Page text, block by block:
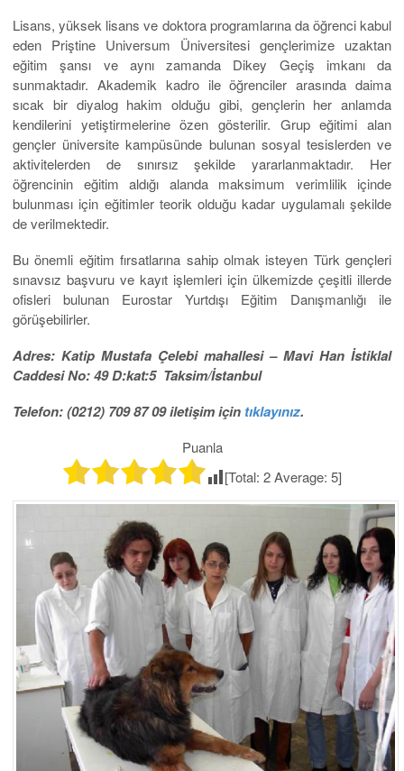
Lisans, yüksek lisans ve doktora programlarına da öğrenci kabul
eden Priştine Universum Üniversitesi gençlerimize uzaktan
eğitim şansı ve aynı zamanda Dikey Geçiş imkanı da
sunmaktadır. Akademik kadro ile öğrenciler arasında daima
sıcak bir diyalog hakim olduğu gibi, gençlerin her anlamda
kendilerini yetiştirmelerine özen gösterilir. Grup eğitimi alan
gençler üniversite kampüsünde bulunan sosyal tesislerden ve
aktivitelerden de sınırsız şekilde yararlanmaktadır. Her
öğrencinin eğitim aldığı alanda maksimum verimlilik içinde
bulunması için eğitimler teorik olduğu kadar uygulamalı şekilde
de verilmektedir.
Bu önemli eğitim fırsatlarına sahip olmak isteyen Türk gençleri
sınavsız başvuru ve kayıt işlemleri için ülkemizde çeşitli illerde
ofisleri bulunan Eurostar Yurtdışı Eğitim Danışmanlığı ile
görüşebilirler.
Adres: Katip Mustafa Çelebi mahallesi – Mavi Han İstiklal
Caddesi No: 49 D:kat:5 Taksim/İstanbul
Telefon: (0212) 709 87 09 iletişim için tıklayınız.
Puanla
[Total: 2Average: 5]